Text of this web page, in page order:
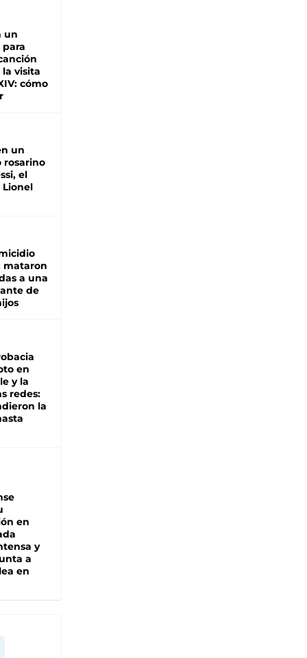
un
para
visita
cómo
un
rosarino
el
Lionel
mataron
a una
de
en
y la
redes:
la
en
y
a
en